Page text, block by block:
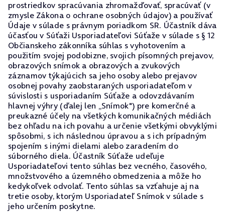
prostriedkov spracúvania zhromažďovať, spracúvať (v
zmysle Zákona o ochrane osobných údajov) a používať
Údaje v súlade s právnym poriadkom SR. Účastník dáva
účasťou v Súťaži Usporiadateľovi Súťaže v súlade s § 12
Občianskeho zákonníka súhlas s vyhotovením a
použitím svojej podobizne, svojich písomných prejavov,
obrazových snímok a obrazových a zvukových
záznamov týkajúcich sa jeho osoby alebo prejavov
osobnej povahy zaobstaraných usporiadateľom v
súvislosti s usporiadaním Súťaže a odovzdávaním
hlavnej výhry (ďalej len „Snímok") pre komerčné a
preukazné účely na všetkých komunikačných médiách
bez ohľadu na ich povahu a určenie všetkými obvyklými
spôsobmi, s ich následnou úpravou a s ich prípadným
spojením s inými dielami alebo zaradením do
súborného diela. Účastník Súťaže udeľuje
Usporiadateľovi tento súhlas bez vecného, časového,
množstvového a územného obmedzenia a môže ho
kedykoľvek odvolať. Tento súhlas sa vzťahuje aj na
tretie osoby, ktorým Usporiadateľ Snímok v súlade s
jeho určením poskytne.